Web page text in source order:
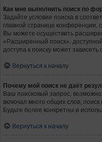
Как мне выполнить поиск по
Задайте условие поиска в
главной странице
Вы можете осуществить
«Расширенный поиск»,
доступа к поиску может зависеть
Вернуться к началу
Почему мой поиск не даёт
Ваш поисковый запрос,
включал много общих слов,
Будьте более конкретны и
Вернуться к началу